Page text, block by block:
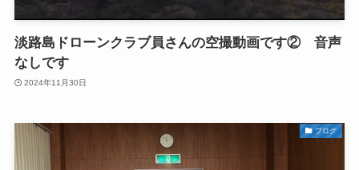
淡路島ドローンクラブ員さんの空撮動画です② 音声
なしです
2024年11月30日
ブログ